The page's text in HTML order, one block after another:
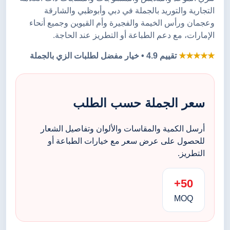
التجارية والتوريد بالجملة في دبي وأبوظبي والشارقة
وعجمان ورأس الخيمة والفجيرة وأم القيوين وجميع أنحاء
الإمارات، مع دعم الطباعة أو التطريز عند الحاجة.
★★★★★تقييم 4.9 • خيار مفضل لطلبات الزي بالجملة
سعر الجملة حسب الطلب
أرسل الكمية والمقاسات والألوان وتفاصيل الشعار
للحصول على عرض سعر مع خيارات الطباعة أو
التطريز.
50+
MOQ